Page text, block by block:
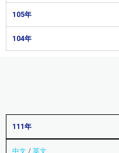
105年
104年
111年